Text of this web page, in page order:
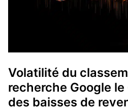
Volatilité du
recherche Google
des baisses de
recherche
avec
des
baisses